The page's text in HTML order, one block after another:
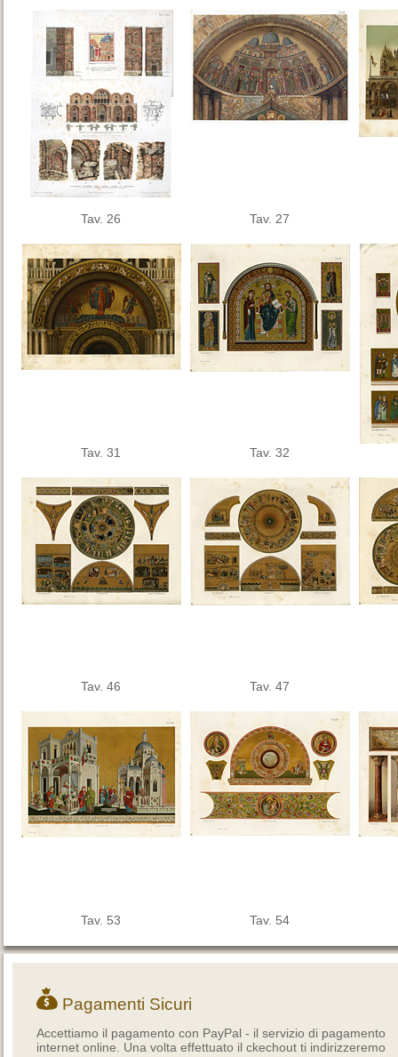
Tav. 26 Tav. 27
Tav. 31 Tav. 32
Tav. 46 Tav. 47
Tav. 53 Tav. 54
Pagamenti Sicuri
Accettiamo il pagamento con PayPal - il servizio di pagamento
internet online. Una volta effettuato il ckechout ti indirizzeremo